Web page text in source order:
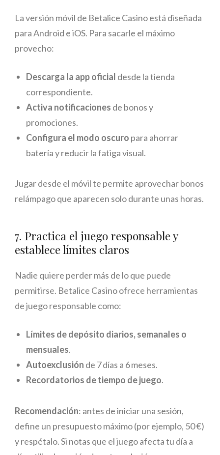
La versión móvil de Betalice Casino está diseñada
para Android e iOS. Para sacarle el máximo
provecho:
Descarga la app oficial desde la tienda
correspondiente.
Activa notificaciones de bonos y
promociones.
Configura el modo oscuro para ahorrar
batería y reducir la fatiga visual.
Jugar desde el móvil te permite aprovechar bonos
relámpago que aparecen solo durante unas horas.
7. Practica el juego responsable y
establece límites claros
Nadie quiere perder más de lo que puede
permitirse. Betalice Casino ofrece herramientas
de juego responsable como:
Límites de depósito diarios, semanales o
mensuales.
Autoexclusión de 7 días a 6 meses.
Recordatorios de tiempo de juego.
Recomendación: antes de iniciar una sesión,
define un presupuesto máximo (por ejemplo, 50 €)
y respétalo. Si notas que el juego afecta tu día a